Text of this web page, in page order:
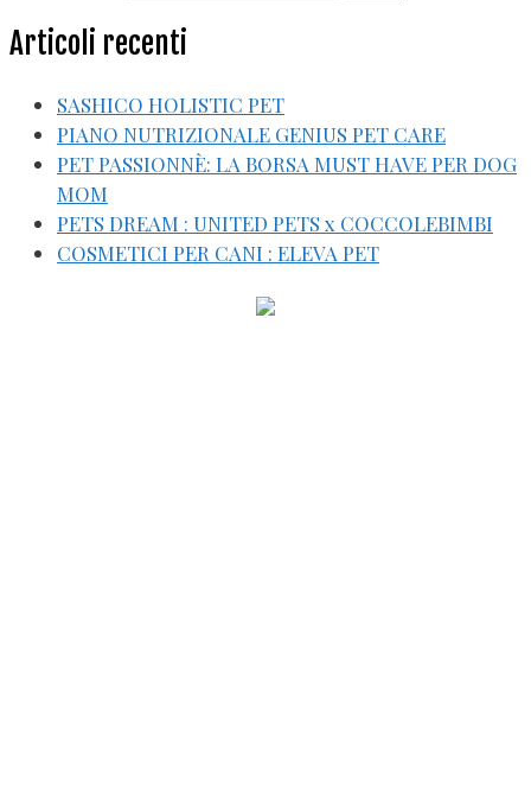
Articoli recenti
SASHICO HOLISTIC PET
PIANO NUTRIZIONALE GENIUS PET CARE
PET PASSIONNÈ: LA BORSA MUST HAVE PER DOG
MOM
PETS DREAM : UNITED PETS x COCCOLEBIMBI
COSMETICI PER CANI : ELEVA PET